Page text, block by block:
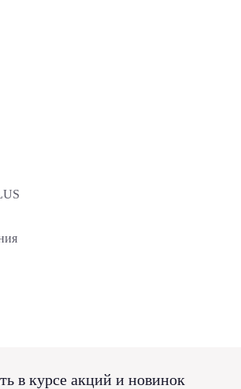
в курсе акций и новинок